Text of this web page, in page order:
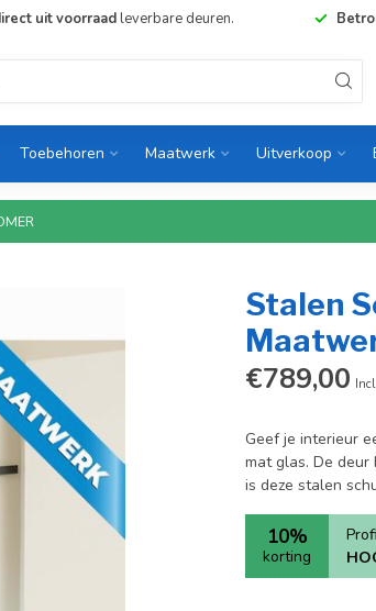
uit voorraadleverbare deuren.
Toebehoren Maatwerk Uitverkoop
Stalen
€789,00
Geef je interieur
mat glas. De deur
is deze stalen
10%
korting